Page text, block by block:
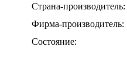
Страна-производитель:
Фирма-производитель:
Состояние: